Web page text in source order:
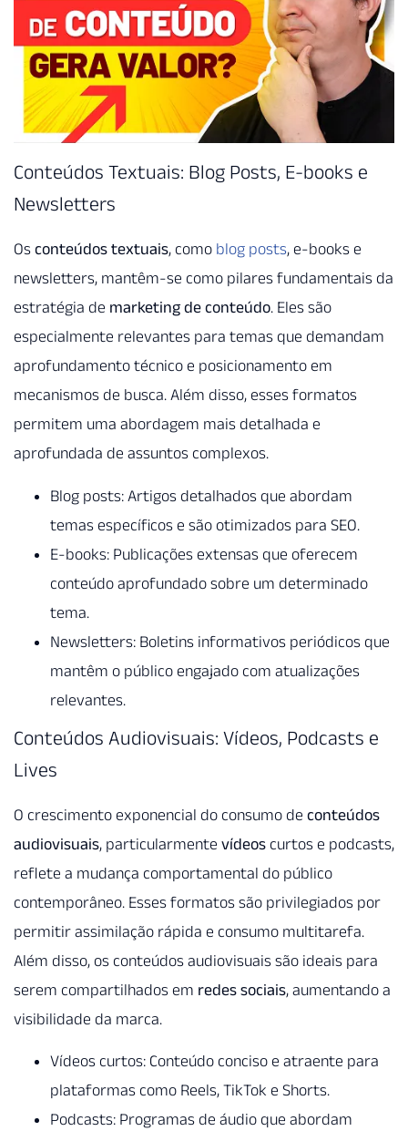
Conteúdos Textuais: Blog Posts, E-books e
Newsletters
Os conteúdos textuais, como blog posts, e-books e
newsletters, mantêm-se como pilares fundamentais da
estratégia de marketing de conteúdo. Eles são
especialmente relevantes para temas que demandam
aprofundamento técnico e posicionamento em
mecanismos de busca. Além disso, esses formatos
permitem uma abordagem mais detalhada e
aprofundada de assuntos complexos.
Blog posts: Artigos detalhados que abordam
temas específicos e são otimizados para SEO.
E-books: Publicações extensas que oferecem
conteúdo aprofundado sobre um determinado
tema.
Newsletters: Boletins informativos periódicos que
mantêm o público engajado com atualizações
relevantes.
Conteúdos Audiovisuais: Vídeos, Podcasts e
Lives
O crescimento exponencial do consumo de conteúdos
audiovisuais, particularmente vídeos curtos e podcasts,
reflete a mudança comportamental do público
contemporâneo. Esses formatos são privilegiados por
permitir assimilação rápida e consumo multitarefa.
Além disso, os conteúdos audiovisuais são ideais para
serem compartilhados em redes sociais, aumentando a
visibilidade da marca.
Vídeos curtos: Conteúdo conciso e atraente para
plataformas como Reels, TikTok e Shorts.
Podcasts: Programas de áudio que abordam